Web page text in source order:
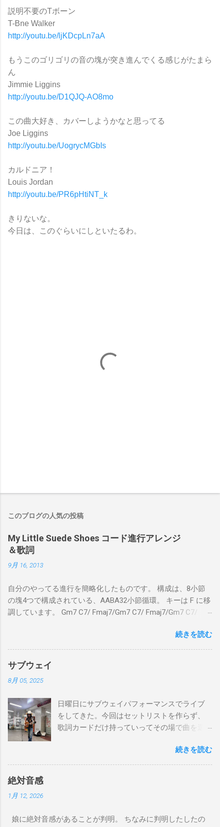
説明不要のTボーン
T-Bne Walker
http://youtu.be/ljKDcpLn7aA
もうこのゴリゴリの音の塊が突き進んでくる感じがたまら
ん
Jimmie Liggins
http://youtu.be/D1QJQ-AO8mo
この曲大好き、カバーしようかなと思ってる
Joe Liggins
http://youtu.be/UogrycMGbIs
カルドニア！
Louis Jordan
http://youtu.be/PR6pHtiNT_k
きりないな。
今日は、このぐらいにしといたるわ。
このブログの人気の投稿
My Little Suede Shoes コード進行アレンジ
＆歌詞
9月 16, 2013
自分のやってる進行を簡略化したものです。 構成は、8小節
の塊4つで構成されている、AABA32小節循環。 キーは F に移
調しています。 Gm7 C7/ Fmaj7/Gm7 C7/ Fmaj7/Gm7 C7/
Fmaj7/Gm7 C7/ Am7 D7/Gm7 C7/ Fmaj7/ Bbmaj7/Am7
Abm7/Gm7 C7/Fmaj7/Bbmaj7/Am7 Abm7/Gm7 C7/Fmaj7/
Gm7 C7/ Fmaj7/Gm7 C7/ Fmaj7/Gm7 C7/ Am7 D7/Gm7 C7/
Fmaj7/ Gm7 C7 Fmaj7 僕のスエードシューズ Gm7
C7 Fmaj7 黒いスエードシューズ Gm7 C7 Am
のも一緒さ Gm7 C7 Fmaj7 僕のスウェードシューズ
Gm7 C7 Fmaj7 先の尖ったシューズ Gm7 C7
Am7 とてもカッコいいのさ D7 Gm7 C7 Fmaj7 いつも気分
最高 Bbmaj7 Am7 Abm7 こい...
続きを読む
サブウェイ
8月 05, 2025
日曜日にサブウェイパフォーマンスでライブ
をしてきた。今回はセットリストを作らず、
歌詞カードだけ持っていってその場で曲を選
をやった。でも、曲選びにかなりの時間を使
ったし、ライブの流れを良くするためにもセ
す。是非お越しください。 A change is gonna
続きを読む
絶対音感
1月 12, 2026
娘に絶対音感があることが判明。 ちなみに判明したしたの